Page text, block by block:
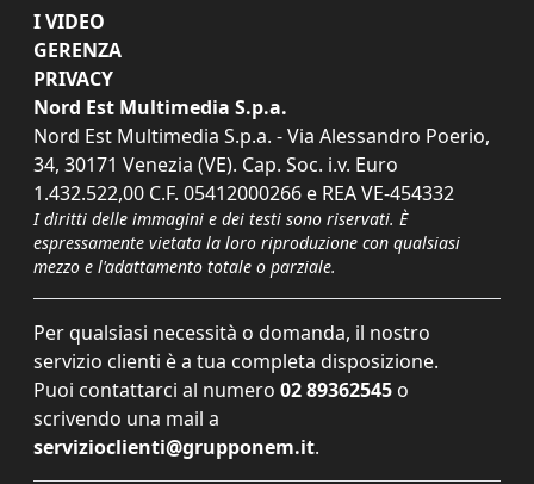
I VIDEO
GERENZA
PRIVACY
Nord Est Multimedia S.p.a.
Nord Est Multimedia S.p.a. - Via Alessandro Poerio,
34, 30171 Venezia (VE). Cap. Soc. i.v. Euro
1.432.522,00 C.F. 05412000266 e REA VE-454332
I diritti delle immagini e dei testi sono riservati. È
espressamente vietata la loro riproduzione con qualsiasi
mezzo e l'adattamento totale o parziale.
Per qualsiasi necessità o domanda, il nostro
servizio clienti è a tua completa disposizione.
Puoi contattarci al numero 02 89362545 o
scrivendo una mail a
servizioclienti@grupponem.it.